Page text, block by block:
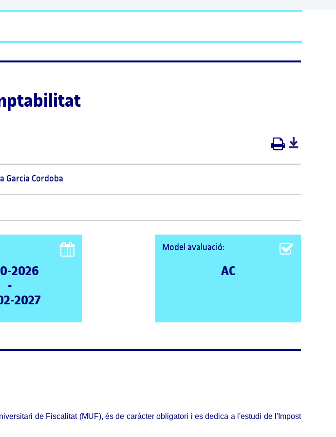
Garcia Cordoba
2026
-
2027
Model avaluació:
AC
de Fiscalitat (MUF), és de caràcter obligatori i es dedica a l'estudi de l'Impost